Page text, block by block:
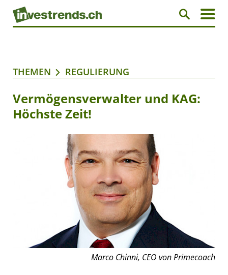
THEMEN REGULIERUNG
Vermögensverwalter und KAG:
Höchste Zeit!
Marco Chinni, CEO von Primecoach